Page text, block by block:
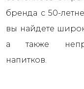
бренда с 50-
вы найдете
а также
напитков.